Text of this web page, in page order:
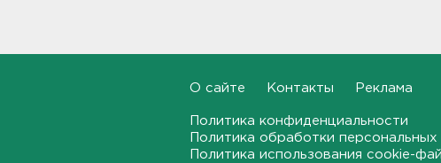
20:32, 05.08.2026
О сайте Контакты Реклама
Политика конфиденциальности
Политика обработки
Политика использования cookie-